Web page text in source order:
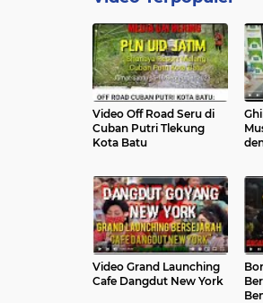
Video Off Road Seru di
Cuban Putri Tlekung
Kota Batu
Video Grand Launching
Cafe Dangdut New York